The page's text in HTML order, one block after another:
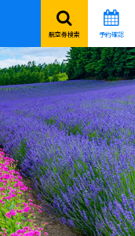
航空券検索 予約確認